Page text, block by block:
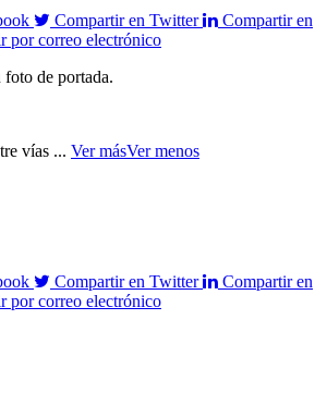
Compartir en Twitter
Compartir en
por correo electrónico
foto de portada.
vías ... Ver másVer menos
Compartir en Twitter
Compartir en
por correo electrónico